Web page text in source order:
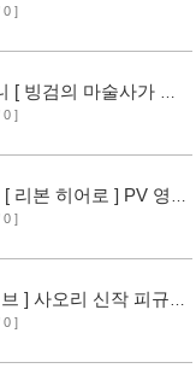
0 ]
[ 빙검의 마술사가 세
상 공개
0 ]
리본 히어로 ] PV 영
0 ]
] 사오리 신작 피규어
0 ]